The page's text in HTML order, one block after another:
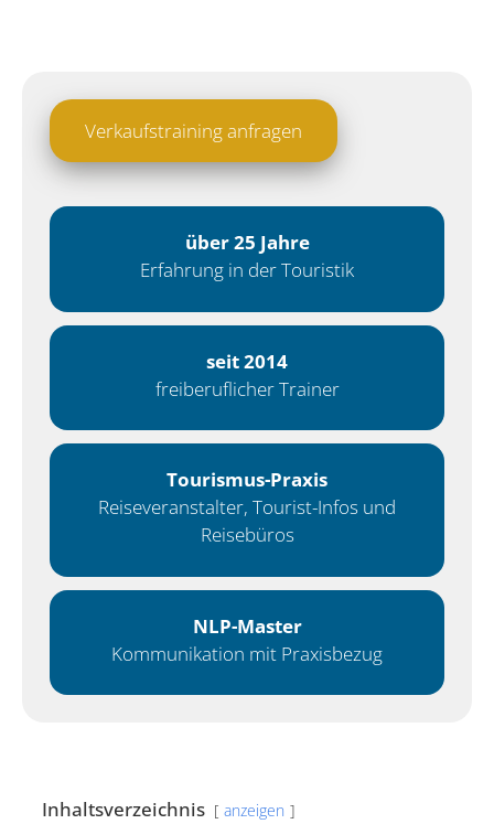
Verkaufstraining anfragen
über 25 Jahre
Erfahrung in der Touristik
seit 2014
freiberuflicher Trainer
Tourismus-Praxis
Reiseveranstalter, Tourist-Infos und
Reisebüros
NLP-Master
Kommunikation mit Praxisbezug
Inhaltsverzeichnis anzeigen